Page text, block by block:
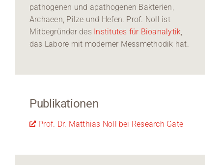
pathogenen und apathogenen Bakterien,
Archaeen, Pilze und Hefen. Prof. Noll ist
Mitbegründer des Institutes für Bioanalytik
das Labore mit moderner Messmethodik hat.
Publikationen
Prof. Dr. Matthias Noll bei Research Gate